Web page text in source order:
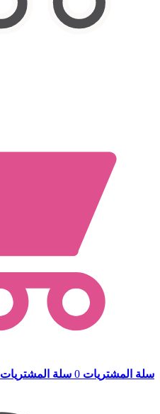
سلة المشتريات 0 سلة المشتريات